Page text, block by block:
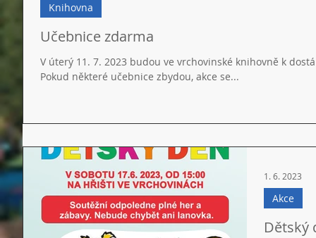
Učebnice zdarma
V úterý 11. 7. 2023 budou ve vrchovinské knihovně k
Pokud některé učebnice zbydou, akce se...
Knihovna
Dětský
Akce
1. 6. 2023